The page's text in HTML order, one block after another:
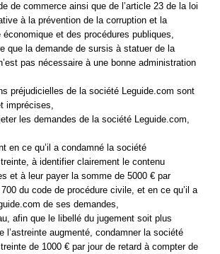
de commerce ainsi que de l’article 23 de la loi
à la prévention de la corruption et la
et des procédures publiques,
que la demande de sursis à statuer de la
pas nécessaire à une bonne administration
préjudicielles de la société Leguide.com sont
imprécises,
les demandes de la société Leguide.com,
en ce qu’il a condamné la société
à identifier clairement le contenu
et à leur payer la somme de 5000 € par
du code de procédure civile, et en ce qu’il a
de ses demandes,
afin que le libellé du jugement soit plus
l’astreinte augmenté, condamner la société
de 1000 € par jour de retard à compter de